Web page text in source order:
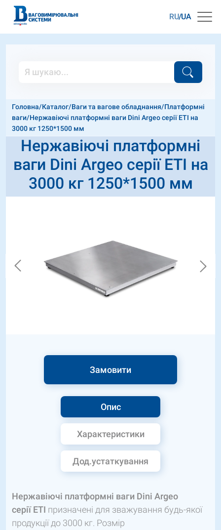
RU UA
Головна/Каталог/Ваги та вагове обладнання/Платформні
ваги/Нержавіючі платформні ваги Dini Argeo серії ETI на
3000 кг 1250*1500 мм
Нержавіючі платформні
ваги Dini Argeo серії ETI на
3000 кг 1250*1500 мм
Опис
Характеристики
Дод.устаткування
Замовити
Нержавіючі платформні ваги Dini Argeo
серіїETI призначені для зважування будь-якої
продукції до 3000 кг. Розмір